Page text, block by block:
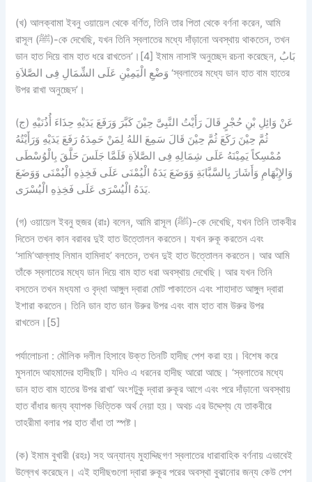
(খ)আলক্বামা ইবনু ওয়ায়েল থেকে বর্ণিত, তিনি তার পিতা থেকে বর্ণনা করেন, আমি
রাসূল (ﷺ)-কে দেখেছি, যখন তিনি স্বলাতের মধ্যে দাঁড়ানো অবস্থায় থাকতেন, তখন
ডান হাত দিয়ে বাম হাত ধরে রাখতেন’।[4] ইমাম নাসাঈ অনুচ্ছেদ রচনা করেছেন, بَابُ
وَضْعِ الْيَمِيْنِ عَلَى الشِّمَالِ فِى الصَّلاَةِ ‘স্বলাতের মধ্যে ডান হাত বাম হাতের
উপর রাখা অনুচ্ছেদ’।
(ج) عَنْ وَائِلِ بْنِ حُجْرٍ قَالَ رَأَيْتُ النَّبِىَّ حِيْنَ كَبَّرَ وَرَفَعَ يَدَيْهِ حِذَاءَ أُذُنَيْهِ
ثُمَّ حِيْنَ رَكَعَ ثُمَّ حِيْنَ قَالَ سَمِعَ اللهُ لِمَنْ حَمِدَهُ رَفَعَ يَدَيْهِ وَرَأَيْتُهُ
مُمْسِكاً يَمِيْنَهُ عَلَى شِمَالِهِ فِى الصَّلاَةِ فَلَمَّا جَلَسَ حَلَّقَ بِالْوُسْطَى
وَالإِبْهَامِ وَأَشَارَ بِالسَّبَّابَةِ وَوَضَعَ يَدَهُ الْيُمْنَى عَلَى فَخِذِهِ الْيُمْنَى وَوَضَعَ
يَدَهُ الْيُسْرَى عَلَى فَخِذِهِ الْيُسْرَى.
(গ)ওয়ায়েল ইবনু হুজর (রাঃ) বলেন, আমি রাসূল (ﷺ)-কে দেখেছি, যখন তিনি তাকবীর
দিতেন তখন কান বরাবর দুই হাত উত্তোলন করতেন। যখন রুকূ করতেন এবং
‘সামি‘আল্লাহু লিমান হামিদাহ’ বলতেন, তখন দুই হাত উত্তোলন করতেন। আর আমি
তাঁকে স্বলাতের মধ্যে ডান দিয়ে বাম হাত ধরা অবস্থায় দেখেছি। আর যখন তিনি
বসতেন তখন মধ্যমা ও বৃদ্ধা আঙ্গুল দ্বারা মোট পাকাতেন এবং শাহাদাত আঙ্গুল দ্বারা
ইশারা করতেন। তিনি ডান হাত ডান উরুর উপর এবং বাম হাত বাম উরুর উপর
রাখতেন।[5]
পর্যালোচনা :মৌলিক দলীল হিসাবে উক্ত তিনটি হাদীছ পেশ করা হয়। বিশেষ করে
মুসনাদে আহমাদের হাদীছটি। যদিও এ ধরনের হাদীছ আরো আছে। ‘স্বলাতের মধ্যে
ডান হাত বাম হাতের উপর রাখা’ অংশটুকু দ্বারা রুকূর আগে এবং পরে দাঁড়ানো অবস্থায়
হাত বাঁধার জন্য ব্যাপক ভিত্তিক অর্থ নেয়া হয়। অথচ এর উদ্দেশ্য যে তাকবীরে
তাহরীমা বলার পর হাত বাঁধা তা স্পষ্ট।
(ক) ইমাম বুখারী (রহঃ) সহ অন্যান্য মুহাদ্দিছগণ স্বলাতের ধারাবাহিক বর্ণনায় এভাবেই
উল্লেখ করেছেন। এই হাদীছগুলো দ্বারা রুকূর পরের অবস্থা বুঝানোর জন্য কেউ পেশ